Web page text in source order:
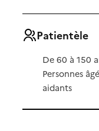
Patientèle
De 60 à 150
Personnes
aidants